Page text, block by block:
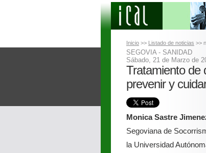
Inicio >> Listado de noticias >>
SEGOVIA - SANIDAD
Sábado, 21 de Marzo de
Tratamiento de
prevenir y
Monica Sastre
Segoviana de
la Universidad